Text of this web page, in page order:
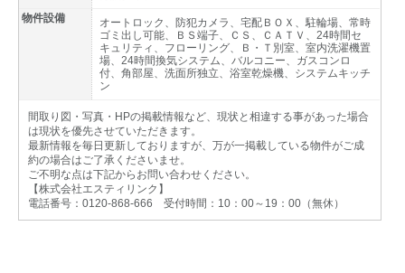
物件設備
オートロック、防犯カメラ、宅配ＢＯＸ、駐輪場、常時
ゴミ出し可能、ＢＳ端子、ＣＳ、ＣＡＴＶ、24時間セ
キュリティ、フローリング、Ｂ・Ｔ別室、室内洗濯機置
場、24時間換気システム、バルコニー、ガスコンロ
付、角部屋、洗面所独立、浴室乾燥機、システムキッチ
ン
間取り図・写真・HPの掲載情報など、現状と相違する事があった場合
は現状を優先させていただきます。
最新情報を毎日更新しておりますが、万が一掲載している物件がご成
約の場合はご了承くださいませ。
ご不明な点は下記からお問い合わせください。
【株式会社エスティリンク】
電話番号：0120-868-666 受付時間：10：00～19：00（無休）